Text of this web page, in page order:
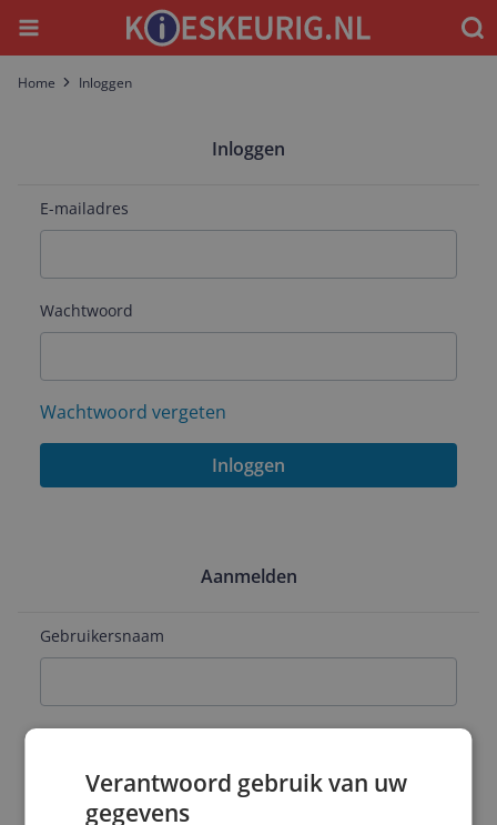
Menu
Home Inloggen
Inloggen
E-mailadres
Wachtwoord
Wachtwoord vergeten
Inloggen
Aanmelden
Gebruikersnaam
Verantwoord gebruik van uw
gegevens